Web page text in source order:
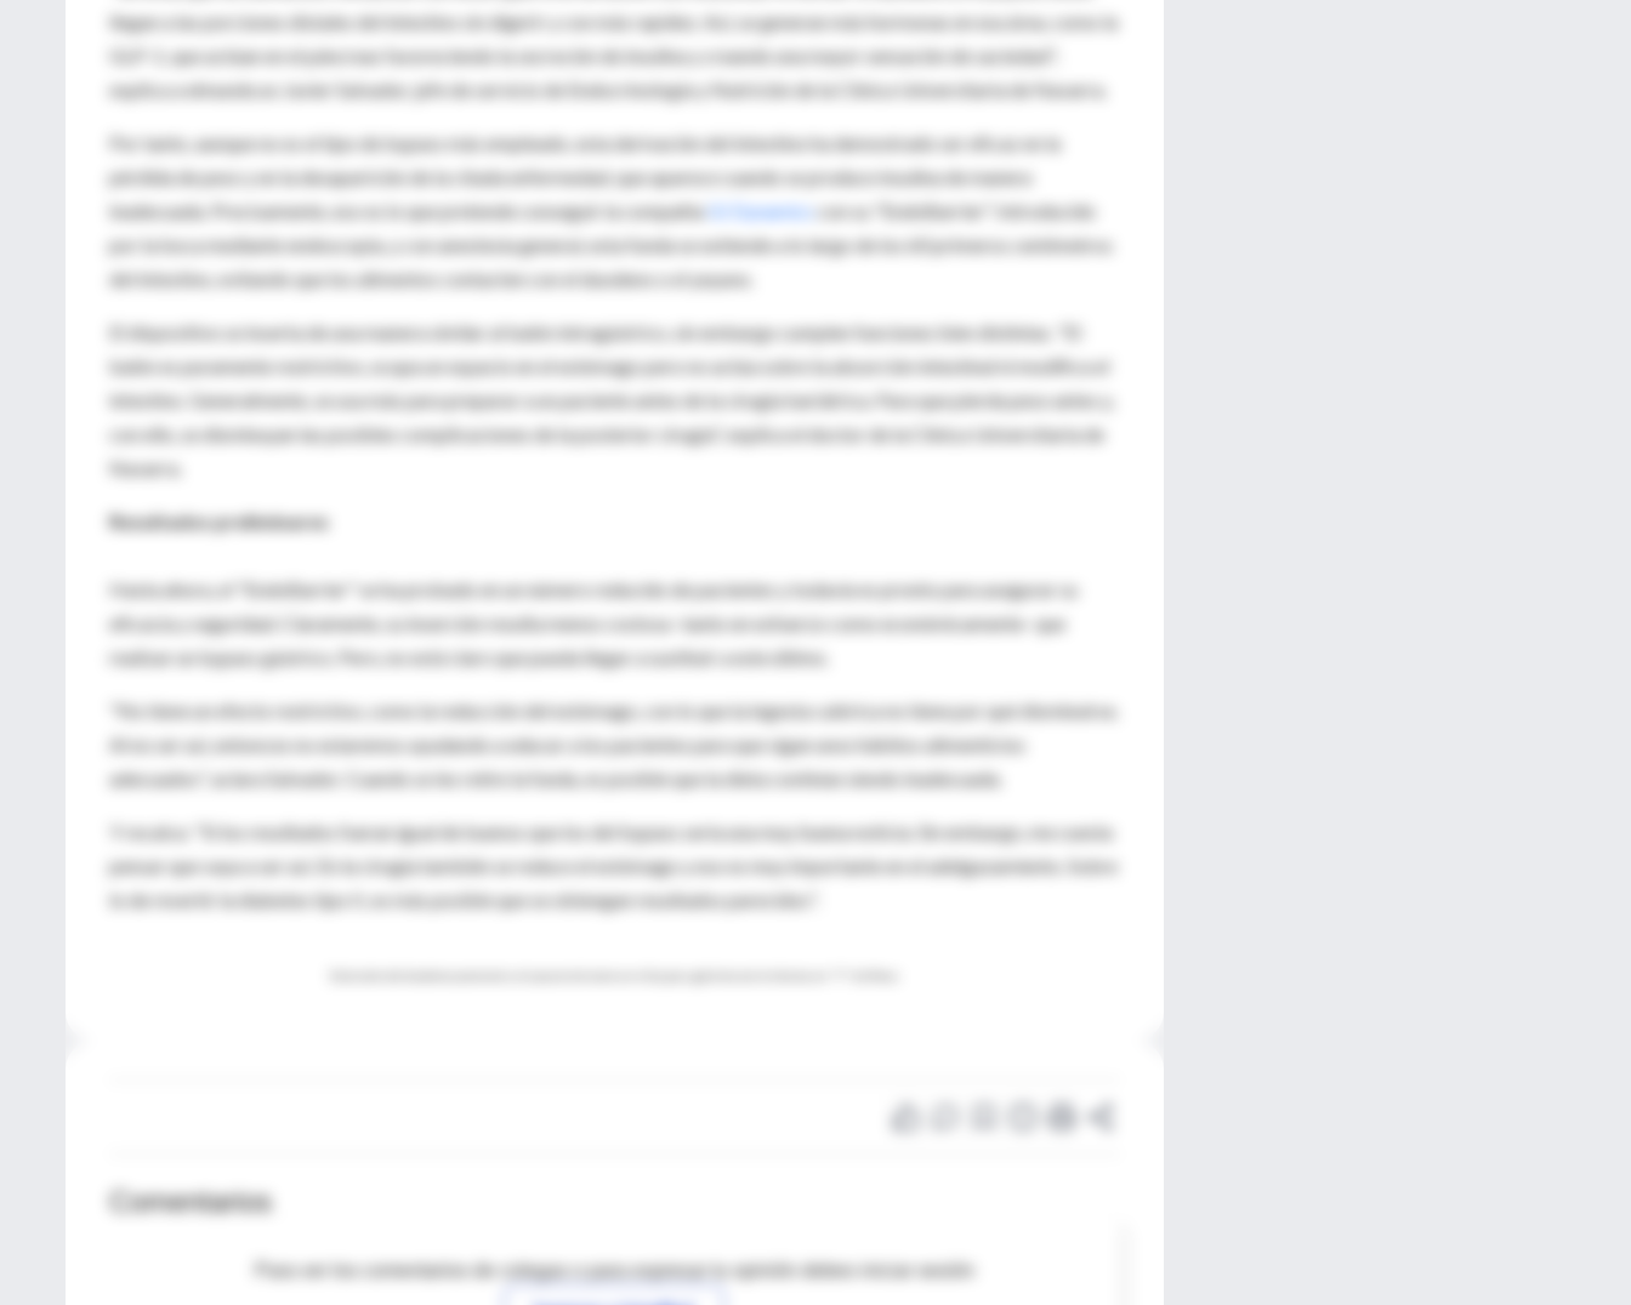
llegan a las porciones distales del intestino sin digerir y con más rapidez. Así, se generan más hormonas en esa área, como la
GLP-1, que actúan en el páncreas favoreciendo la secreción de insulina y creando una mayor sensación de saciedad",
explica a elmundo.es Javier Salvador, jefe de servicio de Endocrinología y Nutrición de la Clínica Universitaria de Navarra.
Por tanto, aunque no es el tipo de bypass más empleado, esta derivación del intestino ha demostrado ser eficaz en la
pérdida de peso y en la desaparición de la citada enfermedad, que aparece cuando se produce insulina de manera
inadecuada. Precisamente, eso es lo que pretende conseguir la compañía
GI Dynamics
con su "EndoBarrier". Introducido
por la boca mediante endoscopia, y con anestesia general, esta funda se extiende a lo largo de los 60 primeros centímetros
del intestino, evitando que los alimentos contacten con el duodeno o el yeyuno.
El dispositivo se inserta de una manera similar al balón intragástrico, sin embargo cumplen funciones bien distintas. "El
balón es puramente restrictivo, ocupa un espacio en el estómago pero no actúa sobre la absorción intestinal ni modifica el
intestino. Generalmente, se usa más para preparar a un paciente antes de la cirugía bariátrica. Para que pierda peso antes y,
con ello, se disminuyan las posibles complicaciones de la posterior cirugía", explica el doctor de la Clínica Universitaria de
Navarra.
Resultados preliminares
Hasta ahora, el "EndoBarrier" se ha probado en un número reducido de pacientes y todavía es pronto para asegurar su
eficacia y seguridad. Claramente, su inserción resulta menos costosa -tanto en esfuerzo como económicamente- que
realizar un bypass gástrico. Pero, no está claro que pueda llegar a sustituir a este último.
"No tiene un efecto restrictivo, como la reducción del estómago, con lo que la ingesta calórica no tiene por qué disminuirse.
Al no ser así, entonces no estaremos ayudando a educar a los pacientes para que sigan unos hábitos alimenticios
adecuados", aclara Salvador. Cuando se les retire la funda, es posible que la dieta continúe siendo inadecuada.
Y recalca: "Si los resultados fueran igual de buenos que los del bypass sería una muy buena noticia. Sin embargo, me cuesta
pensar que vaya a ser así. En la cirugía también se reduce el estómago y eso es muy importante en el adelgazamiento. Sobre
lo de revertir la diabetes tipo II, es más posible que se obtengan resultados parecidos".
Comentarios
Para ver los comentarios de colegas o para expresar tu opinión debes iniciar sesión